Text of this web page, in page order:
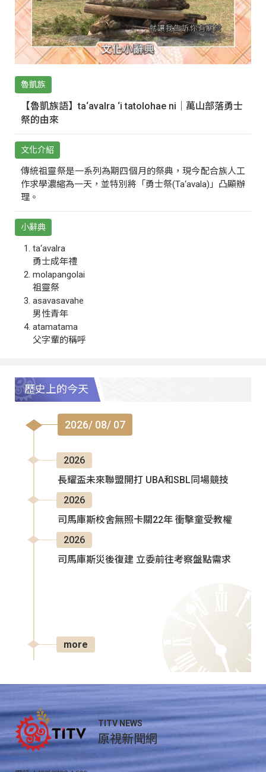
魯凱族
【魯凱族語】ta‘avalra ‘i tatolohae ni｜萬山部落勇士
祭的由來
文化介紹
傳統祖靈祭是一系列為期四個月的祭典，現今配合族人工
作求學濃縮為一天，並特別將「勇士祭(Ta‘avala)」凸顯辦
理。
小辭典
ta‘avalra
勇士成年禮
molapangolai
祖靈祭
asavasavahe
男性青年
atamatama
父字輩的稱呼
歷史上的今天
2026/ 08/ 07
2026
長耀盃未來聯盟開打 UBA和SBL同場競技
2026
司馬庫斯校舍無照卡關22年 衝擊童受教權
2026
司馬庫斯災後復建 立委前往考察盤點需求
more
TITV NEWS
原視新聞網